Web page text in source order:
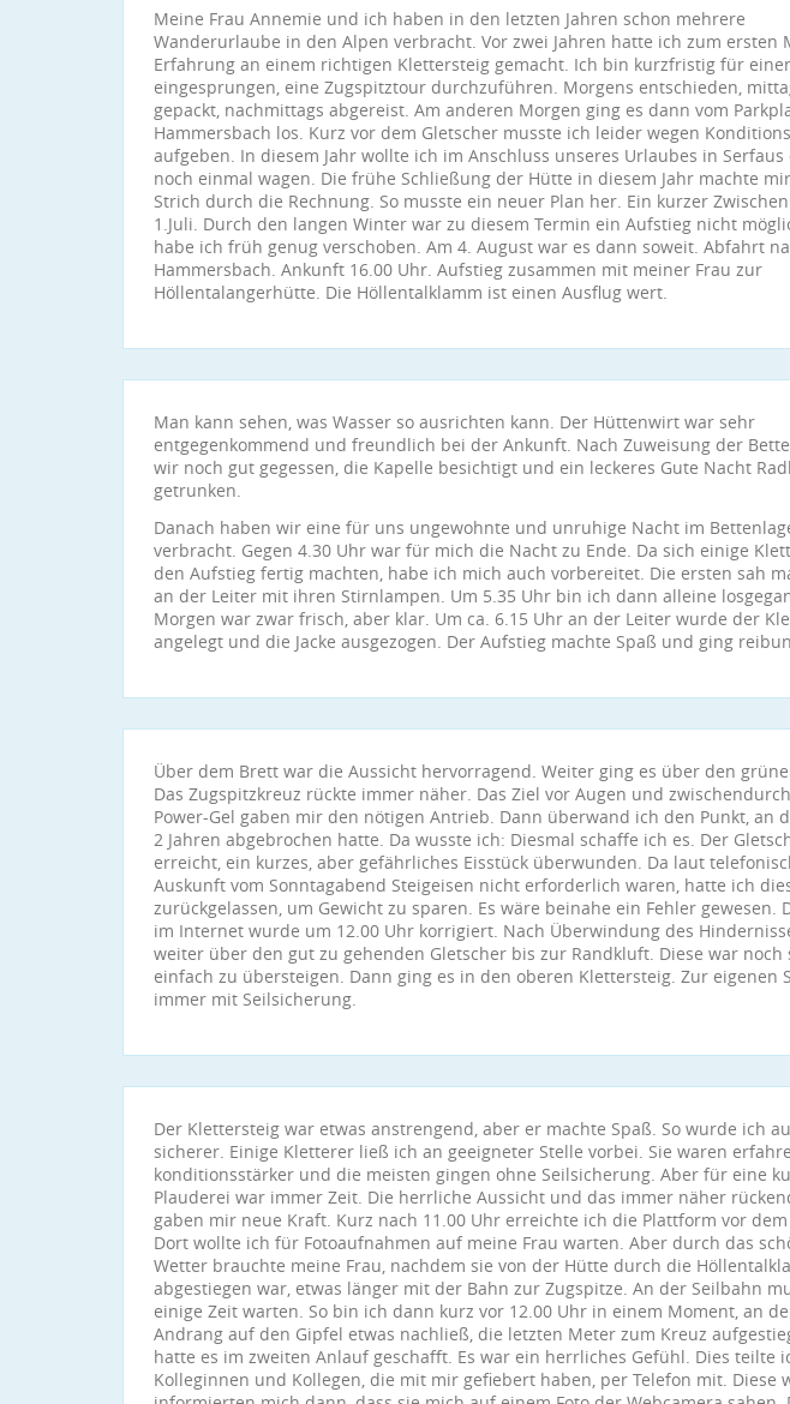
Meine Frau Annemie und ich haben in den letzten Jahren schon mehrere
Wanderurlaube in den Alpen verbracht. Vor zwei Jahren hatte ich zum ersten
Erfahrung an einem richtigen Klettersteig gemacht. Ich bin kurzfristig für
eingesprungen, eine Zugspitztour durchzuführen. Morgens entschieden,
gepackt, nachmittags abgereist. Am anderen Morgen ging es dann vom
Hammersbach los. Kurz vor dem Gletscher musste ich leider wegen
aufgeben. In diesem Jahr wollte ich im Anschluss unseres Urlaubes in Serfaus
noch einmal wagen. Die frühe Schließung der Hütte in diesem Jahr machte
Strich durch die Rechnung. So musste ein neuer Plan her. Ein kurzer
1.Juli. Durch den langen Winter war zu diesem Termin ein Aufstieg nicht
habe ich früh genug verschoben. Am 4. August war es dann soweit. Abfahrt
Hammersbach. Ankunft 16.00 Uhr. Aufstieg zusammen mit meiner Frau zur
Höllentalangerhütte. Die Höllentalklamm ist einen Ausflug wert.
Man kann sehen, was Wasser so ausrichten kann. Der Hüttenwirt war sehr
entgegenkommend und freundlich bei der Ankunft. Nach Zuweisung der
wir noch gut gegessen, die Kapelle besichtigt und ein leckeres Gute Nacht
getrunken.
Danach haben wir eine für uns ungewohnte und unruhige Nacht im
verbracht. Gegen 4.30 Uhr war für mich die Nacht zu Ende. Da sich einige
den Aufstieg fertig machten, habe ich mich auch vorbereitet. Die ersten sah
an der Leiter mit ihren Stirnlampen. Um 5.35 Uhr bin ich dann alleine
Morgen war zwar frisch, aber klar. Um ca. 6.15 Uhr an der Leiter wurde der
angelegt und die Jacke ausgezogen. Der Aufstieg machte Spaß und ging
Über dem Brett war die Aussicht hervorragend. Weiter ging es über den
Das Zugspitzkreuz rückte immer näher. Das Ziel vor Augen und
Power-Gel gaben mir den nötigen Antrieb. Dann überwand ich den Punkt, an
2 Jahren abgebrochen hatte. Da wusste ich: Diesmal schaffe ich es. Der
erreicht, ein kurzes, aber gefährliches Eisstück überwunden. Da laut
Auskunft vom Sonntagabend Steigeisen nicht erforderlich waren, hatte ich
zurückgelassen, um Gewicht zu sparen. Es wäre beinahe ein Fehler gewesen.
im Internet wurde um 12.00 Uhr korrigiert. Nach Überwindung des
weiter über den gut zu gehenden Gletscher bis zur Randkluft. Diese war noch
einfach zu übersteigen. Dann ging es in den oberen Klettersteig. Zur eigenen
immer mit Seilsicherung.
Der Klettersteig war etwas anstrengend, aber er machte Spaß. So wurde ich
sicherer. Einige Kletterer ließ ich an geeigneter Stelle vorbei. Sie waren
konditionsstärker und die meisten gingen ohne Seilsicherung. Aber für eine
Plauderei war immer Zeit. Die herrliche Aussicht und das immer näher
gaben mir neue Kraft. Kurz nach 11.00 Uhr erreichte ich die Plattform vor
Dort wollte ich für Fotoaufnahmen auf meine Frau warten. Aber durch das
Wetter brauchte meine Frau, nachdem sie von der Hütte durch die
abgestiegen war, etwas länger mit der Bahn zur Zugspitze. An der Seilbahn
einige Zeit warten. So bin ich dann kurz vor 12.00 Uhr in einem Moment, an
Andrang auf den Gipfel etwas nachließ, die letzten Meter zum Kreuz
hatte es im zweiten Anlauf geschafft. Es war ein herrliches Gefühl. Dies teilte
Kolleginnen und Kollegen, die mit mir gefiebert haben, per Telefon mit. Diese